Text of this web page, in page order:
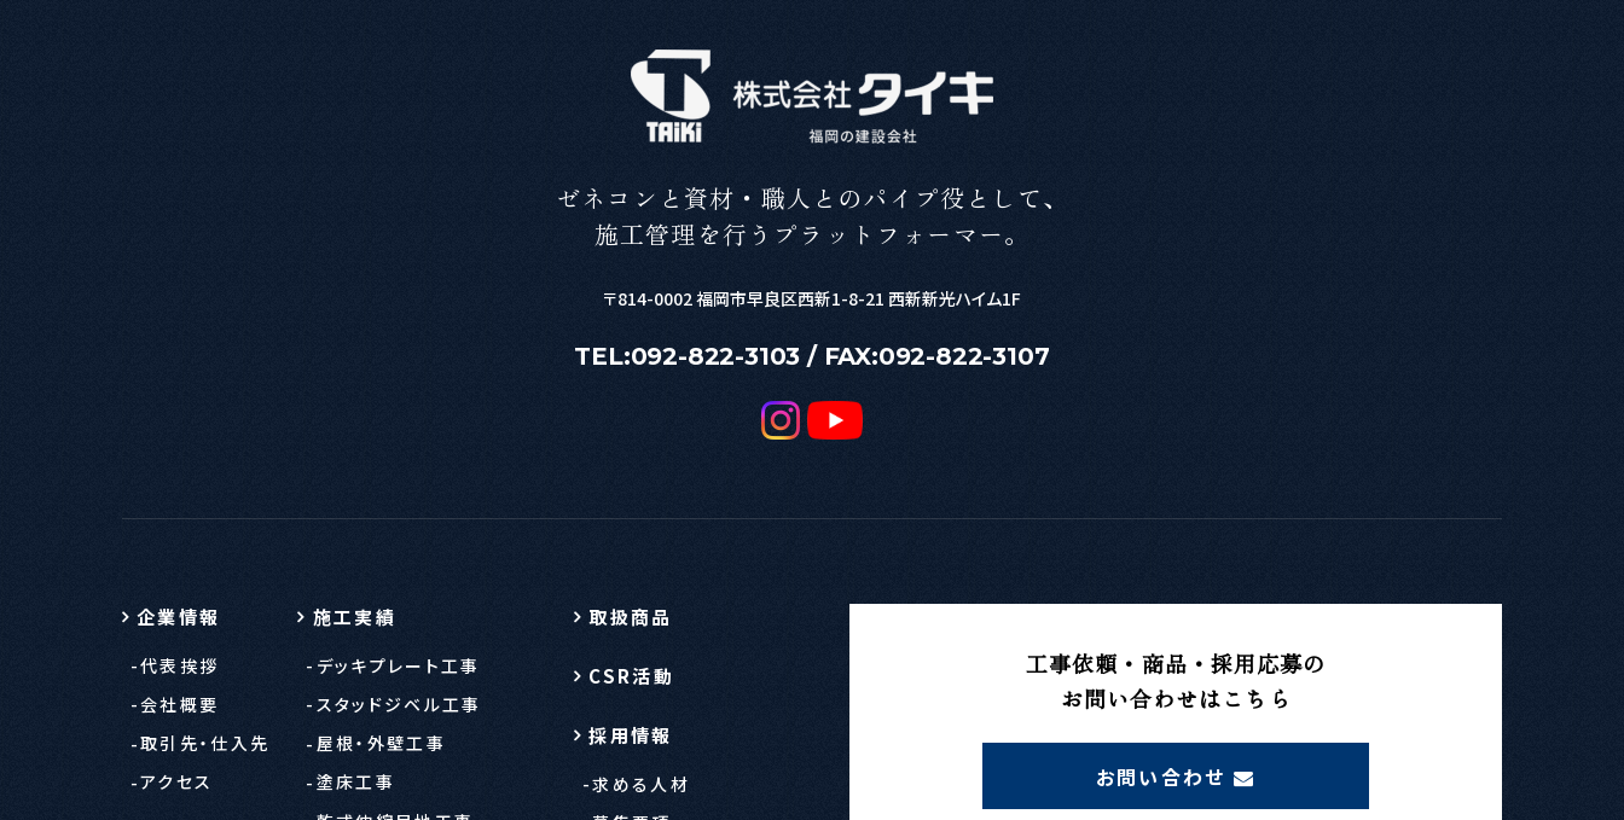
ゼネコンと資材・職人とのパイプ役として、
施工管理を行うプラットフォーマー。
〒814-0002福岡市早良区西新1-8-21 西新新光ハイム1F
TEL:092-822-3103/ FAX:092-822-3107
企業情報
代表挨拶
会社概要
取引先・仕入先
アクセス
施工実績
デッキプレート工事
スタッドジベル工事
屋根・外壁工事
塗床工事
取扱商品
CSR活動
採用情報
求める人材
工事依頼・商品・採用応募の
お問い合わせはこちら
お問い合わせ